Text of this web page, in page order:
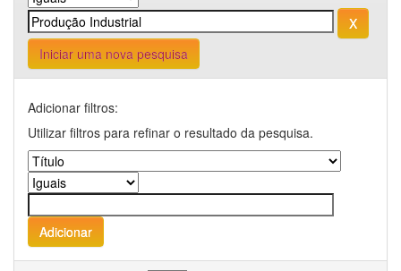
Iniciar uma nova pesquisa
Adicionar filtros:
Utilizar filtros para refinar o resultado da pesquisa.